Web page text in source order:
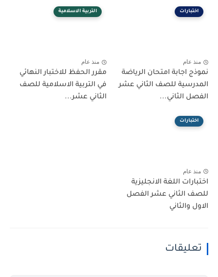
اختبارات
منذ عام
نموذج اجابة امتحان الرياضة
المدرسية للصف الثاني عشر
الفصل الثاني...
التربية الاسلامية
منذ عام
مقرر الحفظ للاختبار النهائي
في التربية الاسلامية للصف
الثاني عشر...
اختبارات
منذ عام
اختبارات اللغة الانجليزية
للصف الثاني عشر الفصل
الاول والثاني
تعليقات